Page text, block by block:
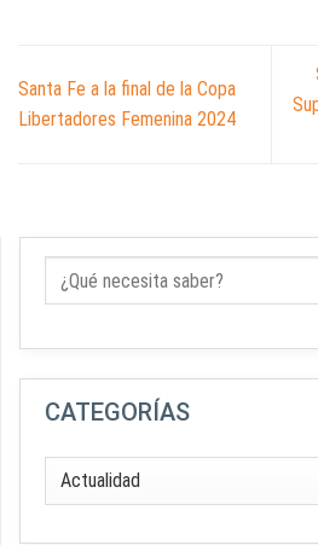
Santa Fe a la final de la Copa
Libertadores Femenina 2024
CATEGORÍAS